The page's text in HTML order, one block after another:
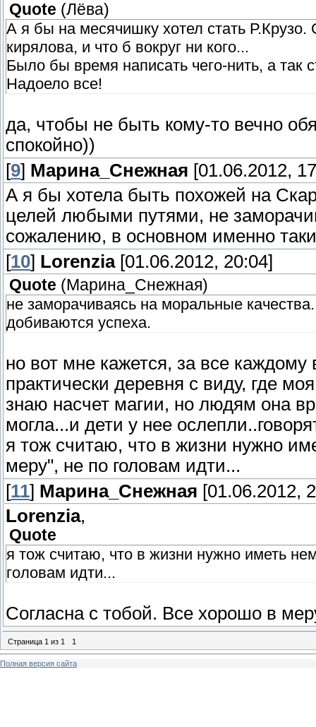
Quote (Лёва)
А я бы на месячишку хотел стать
кирялова, и что б вокруг ни кого...
Было бы время написать чего-нить, а так
Надоело все!
да, чтобы не быть кому-то вечно
спокойно))
[9] Марина_Снежная [01.06.2012,
А я бы хотела быть похожей на
целей любыми путями, не
сожалению, в основном именно
[10] Lorenzia[01.06.2012, 20:04]
Quote (Марина_Снежная)
не заморачиваясь на моральные
добиваются успеха.
но вот мне кажется, за все каждому
практически деревня с виду, где
знаю насчет магии, но людям она
могла...и дети у нее
я тож считаю, что в жизни нужно
меру", не по головам идти...
[11] Марина_Снежная [01.06.2012,
Lorenzia,
Quote
я тож считаю, что в жизни нужно иметь
головам идти...
Согласна с тобой. Все хорошо в
Страница 1 из 1 1
Полная версия сайта